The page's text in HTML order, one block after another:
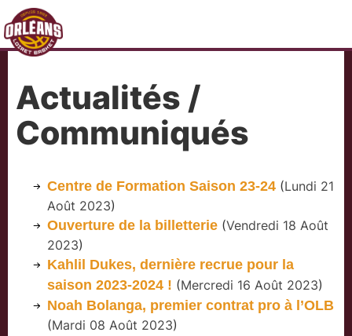
Actualités /
Communiqués
Centre de Formation Saison 23-24 (Lundi 21
Août 2023)
Ouverture de la billetterie (Vendredi 18 Août
2023)
Kahlil Dukes, dernière recrue pour la
saison 2023-2024 ! (Mercredi 16 Août 2023)
Noah Bolanga, premier contrat pro à l’OLB
(Mardi 08 Août 2023)